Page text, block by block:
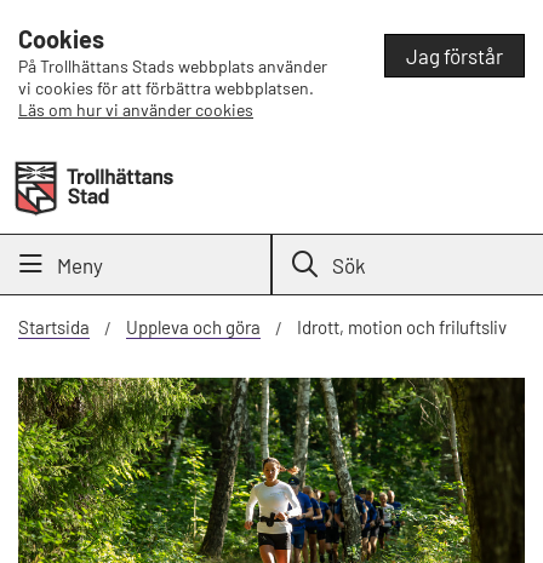
Cookies
På Trollhättans Stads webbplats använder
vi cookies för att förbättra webbplatsen.
Läs om hur vi använder cookies
Jag förstår
Meny Sök
Startsida Uppleva och göra Idrott, motion och friluftsliv